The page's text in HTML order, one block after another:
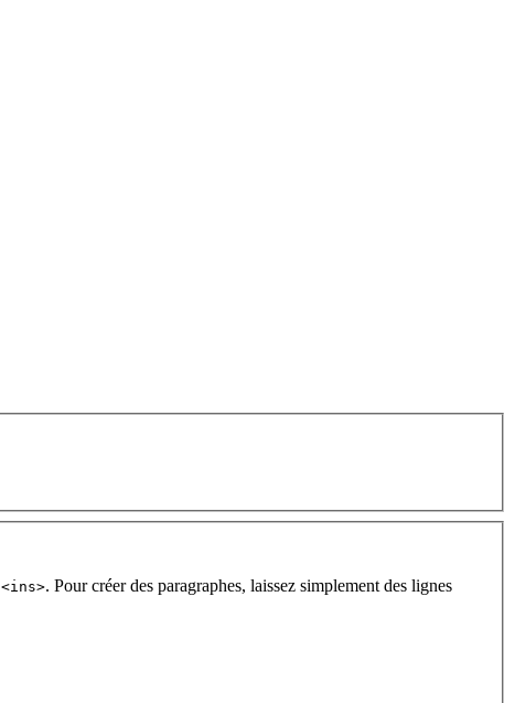
<ins>. Pour créer des paragraphes, laissez simplement des lignes